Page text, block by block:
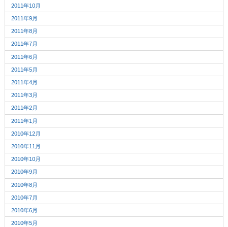
2011年10月
2011年9月
2011年8月
2011年7月
2011年6月
2011年5月
2011年4月
2011年3月
2011年2月
2011年1月
2010年12月
2010年11月
2010年10月
2010年9月
2010年8月
2010年7月
2010年6月
2010年5月